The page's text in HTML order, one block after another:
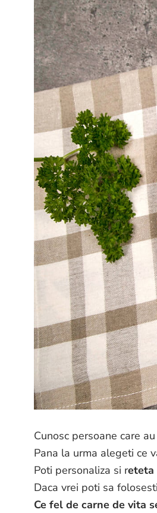
Cunosc persoane care
Pana la urma alegeti ce
Poti personaliza si reteta
Daca vrei poti sa
Ce fel de carne de vita